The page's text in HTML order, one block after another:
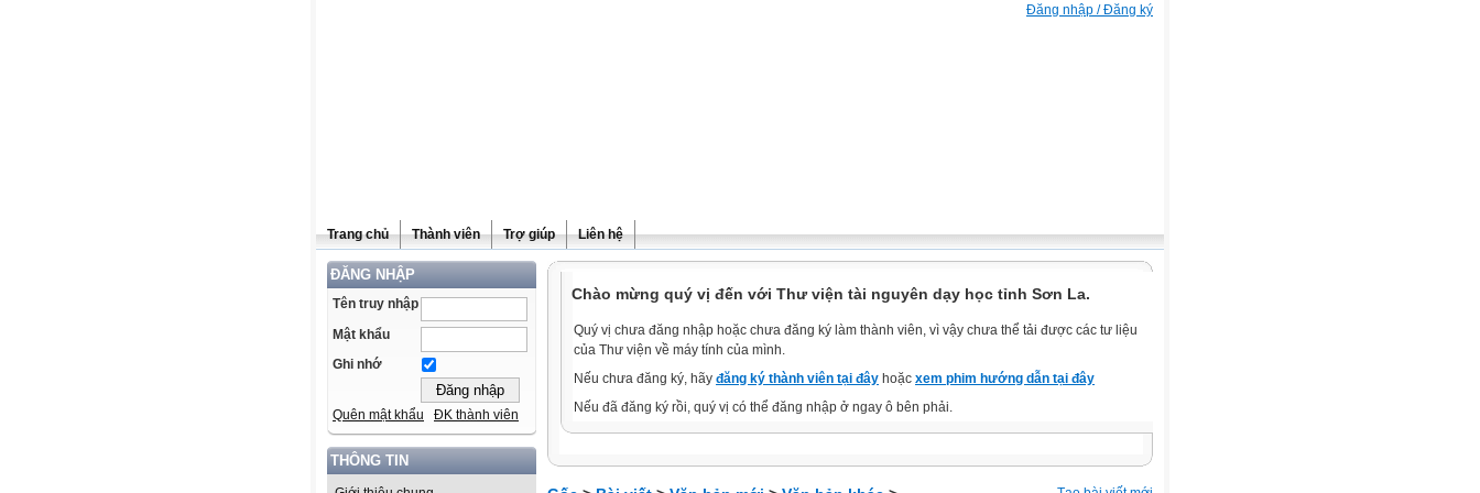
Đăng nhập / Đăng ký
Trang chủ Thành viên Trợ giúp Liên hệ
ĐĂNG NHẬP
Tên truy nhập
Mật khẩu
Ghi nhớ
Quên mật khẩu ĐK thành viên
THÔNG TIN
Chào mừng quý vị đến với Thư viện tài nguyên dạy học tỉnh Sơn La.
Quý vị chưa đăng nhập hoặc chưa đăng ký làm thành viên, vì vậy chưa thể tải được các tư liệu
của Thư viện về máy tính của mình.
Nếu chưa đăng ký, hãy đăng ký thành viên tại đây hoặc xem phim hướng dẫn tại đây
Nếu đã đăng ký rồi, quý vị có thể đăng nhập ở ngay ô bên phải.